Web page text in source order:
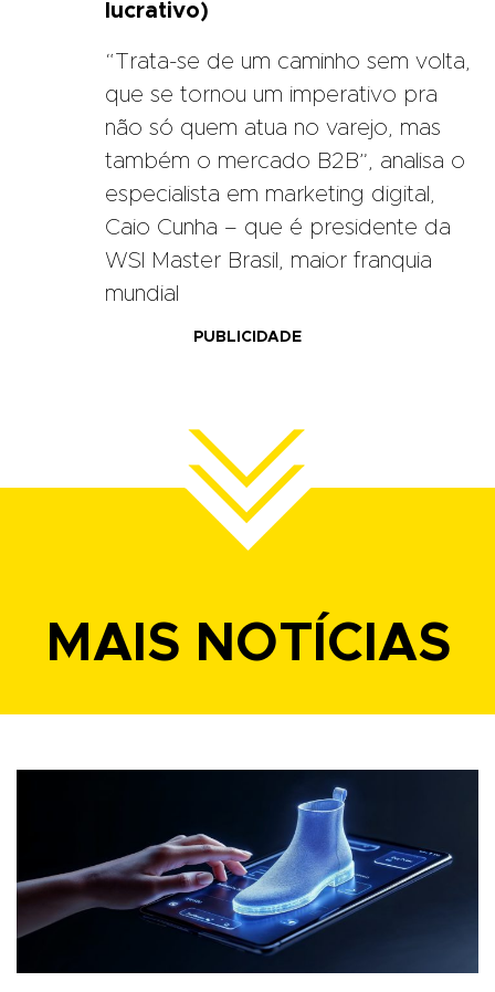
lucrativo)
“Trata-se de um caminho sem volta,
que se tornou um imperativo pra
não só quem atua no varejo, mas
também o mercado B2B”, analisa o
especialista em marketing digital,
Caio Cunha – que é presidente da
WSI Master Brasil, maior franquia
mundial
PUBLICIDADE
MAIS NOTÍCIAS